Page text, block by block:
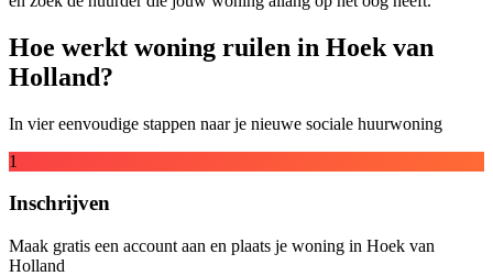
Hoe werkt woning ruilen in Hoek van
Holland?
In vier eenvoudige stappen naar je nieuwe sociale huurwoning
1
Inschrijven
Maak gratis een account aan en plaats je woning in Hoek van
Holland